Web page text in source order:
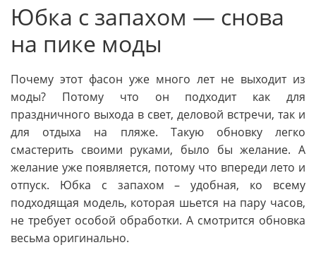
Юбка с запахом — снова
на пике моды
Почему этот фасон уже много лет не выходит из
моды? Потому что он подходит как для
праздничного выхода в свет, деловой встречи, так и
для отдыха на пляже. Такую обновку легко
смастерить своими руками, было бы желание. А
желание уже появляется, потому что впереди лето и
отпуск. Юбка с запахом – удобная, ко всему
подходящая модель, которая шьется на пару часов,
не требует особой обработки. А смотрится обновка
весьма оригинально.